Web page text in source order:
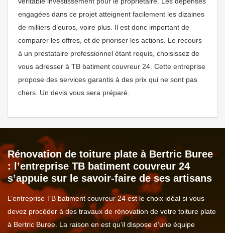
engagées dans ce projet atteignent facilement les dizaines
de milliers d’euros, voire plus. Il est donc important de
comparer les offres, et de prioriser les actions. Le recours
à un prestataire professionnel étant requis, choisissez de
vous adresser à TB batiment couvreur 24. Cette entreprise
propose des services garantis à des prix qui ne sont pas
chers. Un devis vous sera préparé.
Rénovation de toiture plate à Bertric Buree
: l’entreprise TB batiment couvreur 24
s’appuie sur le savoir-faire de ses artisans
L’entreprise TB batiment couvreur 24 est le choix idéal si vous
devez procéder à des travaux de rénovation de votre toiture plate
à Bertric Buree. La raison en est qu’il dispose d’une équipe